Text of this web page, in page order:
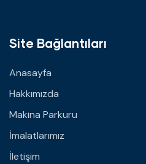
Site Bağlantıları
Anasayfa
Hakkımızda
Makina Parkuru
İmalatlarımız
İletişim